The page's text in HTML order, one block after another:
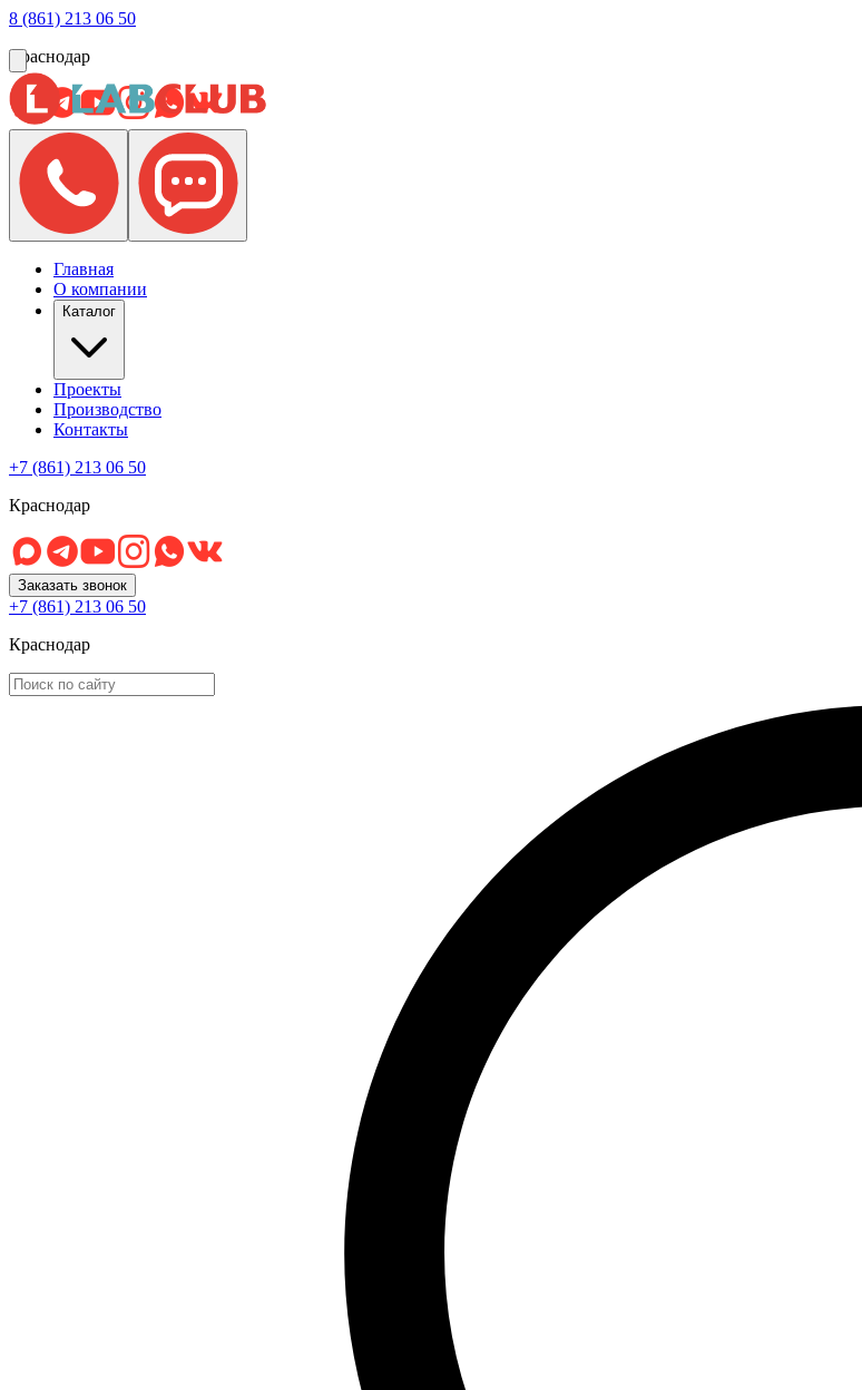
8 (861) 213 06 50
Краснодар
Главная
О компании
Каталог
Проекты
Производство
Контакты
+7 (861) 213 06 50
Краснодар
Заказать звонок
+7 (861) 213 06 50
Краснодар